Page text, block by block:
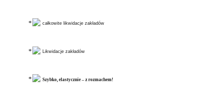
całkowite likwidacje zakładów
Likwidacje zakładów
Szybko, elastycznie – z rozmachem!